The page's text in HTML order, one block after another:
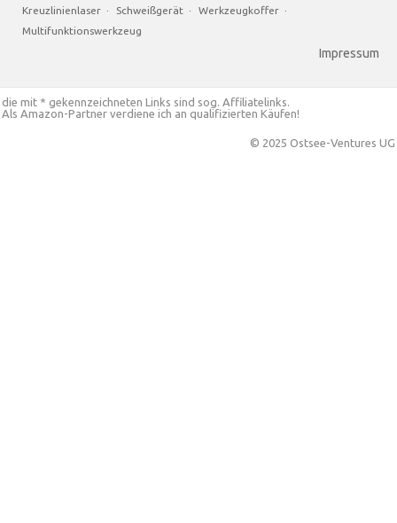
Kreuzlinienlaser · Schweißgerät · Werkzeugkoffer ·
Multifunktionswerkzeug
Impressum
die mit * gekennzeichneten Links sind sog. Affiliatelinks.
Als Amazon-Partner verdiene ich an qualifizierten Käufen!
© 2025 Ostsee-Ventures UG